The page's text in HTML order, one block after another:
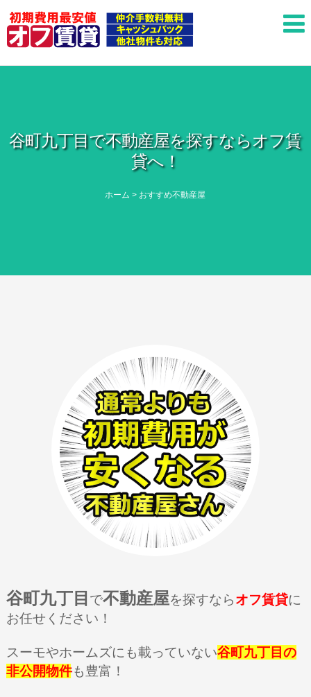
谷町九丁目で不動産屋を探すならオフ賃
貸へ！
ホーム > おすすめ不動産屋
谷町九丁目 で不動産屋を探すならオフ賃貸に
お任せください！
スーモやホームズにも載っていない谷町九丁目の
非公開物件も豊富！